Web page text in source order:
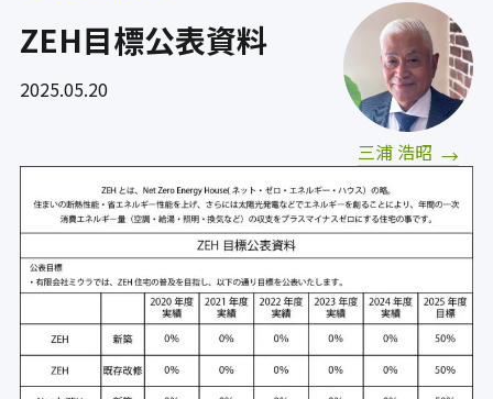
三浦 浩昭
ZEH目標公表資料
2025.05.20